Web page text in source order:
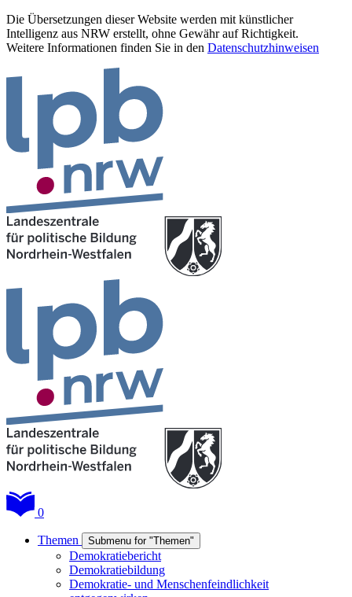
Die Übersetzungen dieser Website werden mit künstlicher
Intelligenz aus NRW erstellt, ohne Gewähr auf Richtigkeit.
Weitere Informationen finden Sie in den Datenschutzhinweisen
0
Themen Submenu for "Themen"
Demokratiebericht
Demokratiebildung
Demokratie- und Menschenfeindlichkeit